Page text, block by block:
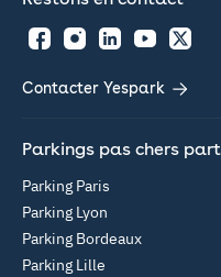
FacebookInstagramLinkedInYouTubeTwitter
Contacter Yespark
Parkings pas chers
Parking Paris
Parking Lyon
Parking Bordeaux
Parking Lille